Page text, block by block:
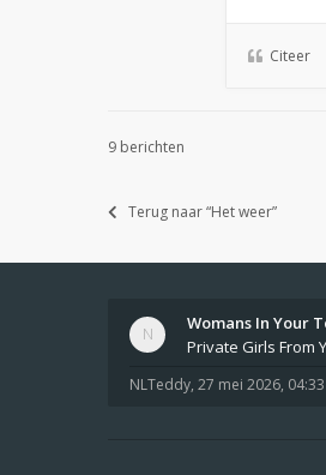
Citeer
9 berichten
Terug naar “Het weer”
NLTeddy, 27 mei 2026, 04:33